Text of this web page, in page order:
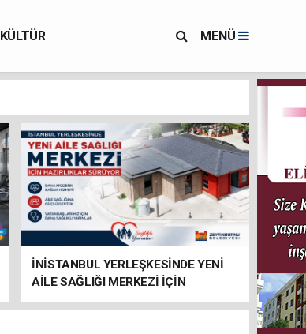
KÜLTÜR MENÜ
İNİSTANBUL YERLEŞKESİNDE YENİ
AİLE SAĞLIĞI MERKEZİ İÇİN
HAZIRLIKLAR SÜRÜYOR